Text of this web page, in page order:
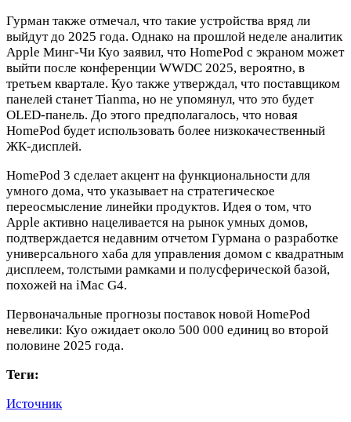
Гурман также отмечал, что такие устройства вряд ли
выйдут до 2025 года. Однако на прошлой неделе аналитик
Apple Минг-Чи Куо заявил, что HomePod с экраном может
выйти после конференции WWDC 2025, вероятно, в
третьем квартале. Куо также утверждал, что поставщиком
панелей станет Tianma, но не упомянул, что это будет
OLED-панель. До этого предполагалось, что новая
HomePod будет использовать более низкокачественный
ЖК-дисплей.
HomePod 3 сделает акцент на функциональности для
умного дома, что указывает на стратегическое
переосмысление линейки продуктов. Идея о том, что
Apple активно нацеливается на рынок умных домов,
подтверждается недавним отчетом Гурмана о разработке
универсального хаба для управления домом с квадратным
дисплеем, толстыми рамками и полусферической базой,
похожей на iMac G4.
Первоначальные прогнозы поставок новой HomePod
невелики: Куо ожидает около 500 000 единиц во второй
половине 2025 года.
Теги:
Источник